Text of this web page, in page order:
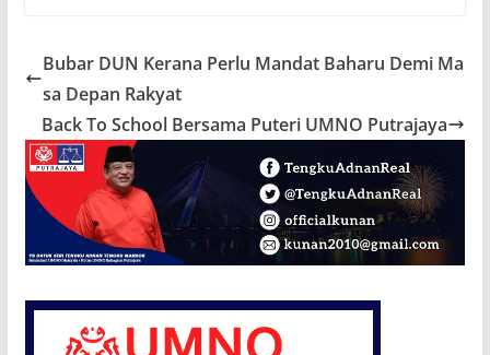
Bubar DUN Kerana Perlu Mandat Baharu Demi Ma
sa Depan Rakyat
Back To School Bersama Puteri UMNO Putrajaya